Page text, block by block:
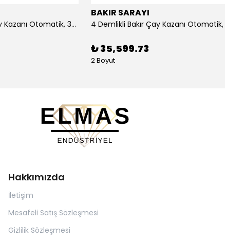
3 Demlikli Bakır Çay Kazanı Otomatik, 30 Litre
BAKIR SARAYI
₺ 35,599.73
2 Boyut
Hakkımızda
İletişim
Mesafeli Satış Sözleşmesi
Gizlilik Sözleşmesi